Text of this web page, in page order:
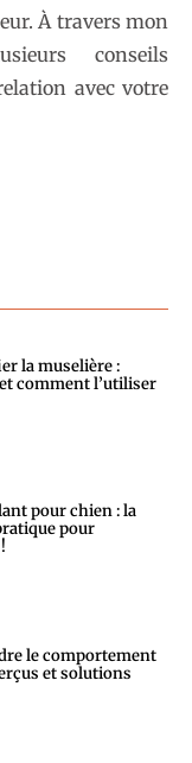
À travers mon
conseils
avec votre
la muselière :
comment l’utiliser
pour chien : la
pour
le comportement
et solutions